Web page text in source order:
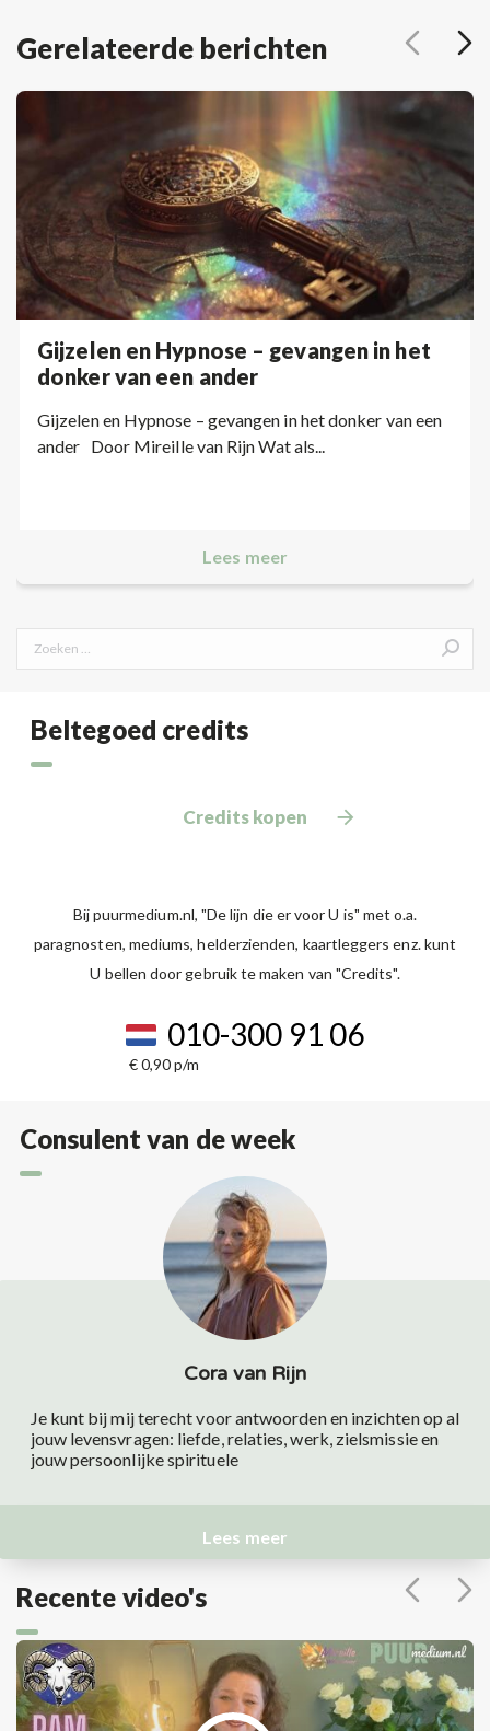
Gerelateerde berichten
Gijzelen en Hypnose – gevangen in het
donker van een ander
Gijzelen en Hypnose – gevangen in het donker van een
ander Door Mireille van Rijn Wat als...
Lees meer
Search:
Beltegoed credits
Credits kopen
Bij puurmedium.nl, "De lijn die er voor U is" met o.a.
paragnosten, mediums, helderzienden, kaartleggers enz. kunt
U bellen door gebruik te maken van "Credits".
010-300 91 06
€ 0,90 p/m
Consulent van de week
Cora van Rijn
Je kunt bij mij terecht voor antwoorden en inzichten op al
jouw levensvragen: liefde, relaties, werk, zielsmissie en
jouw persoonlijke spirituele
Lees meer
Recente video's